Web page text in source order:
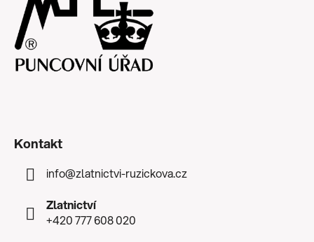
Kontakt
info@zlatnictvi-ruzickova.cz
Zlatnictví
+420 777 608 020